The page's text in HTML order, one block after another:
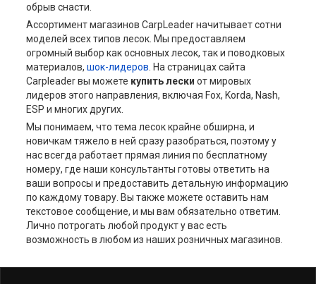
обрыв снасти.
Ассортимент магазинов CarpLeader начитывает сотни
моделей всех типов лесок. Мы предоставляем
огромный выбор как основных лесок, так и поводковых
материалов, шок-лидеров. На страницах сайта
Carpleader вы можете купить лески от мировых
лидеров этого направления, включая Fox, Korda, Nash,
ESP и многих других.
Мы понимаем, что тема лесок крайне обширна, и
новичкам тяжело в ней сразу разобраться, поэтому у
нас всегда работает прямая линия по бесплатному
номеру, где наши консультанты готовы ответить на
ваши вопросы и предоставить детальную информацию
по каждому товару. Вы также можете оставить нам
текстовое сообщение, и мы вам обязательно ответим.
Лично потрогать любой продукт у вас есть
возможность в любом из наших розничных магазинов.